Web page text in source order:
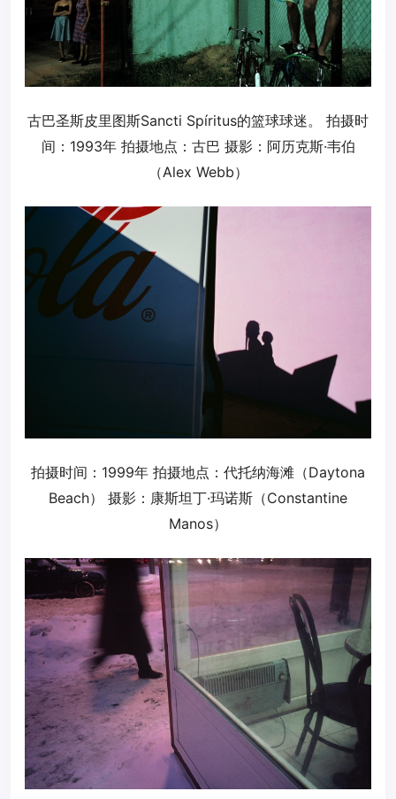
古巴圣斯皮里图斯Sancti Spíritus的篮球球迷。 拍摄时
间：1993年 拍摄地点：古巴 摄影：阿历克斯·韦伯
（Alex Webb）
拍摄时间：1999年 拍摄地点：代托纳海滩（Daytona
Beach） 摄影：康斯坦丁·玛诺斯（Constantine
Manos）